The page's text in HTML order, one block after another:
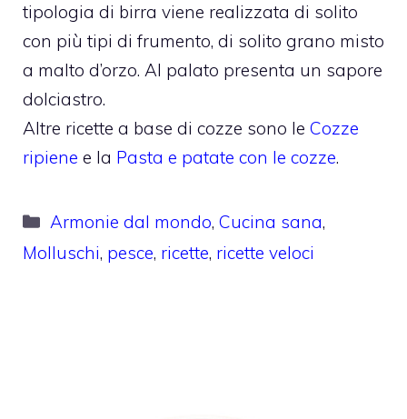
tipologia di birra viene realizzata di solito
con più tipi di frumento, di solito grano misto
a malto d’orzo. Al palato presenta un sapore
dolciastro.
Altre ricette a base di cozze sono le Cozze
ripiene e la Pasta e patate con le cozze.
Categorie
Armonie dal mondo,Cucina sana,
Molluschi, pesce, ricette, ricette veloci